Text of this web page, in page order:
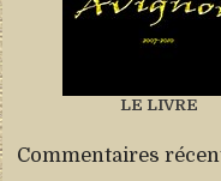
LE LIVRE
Commentaires